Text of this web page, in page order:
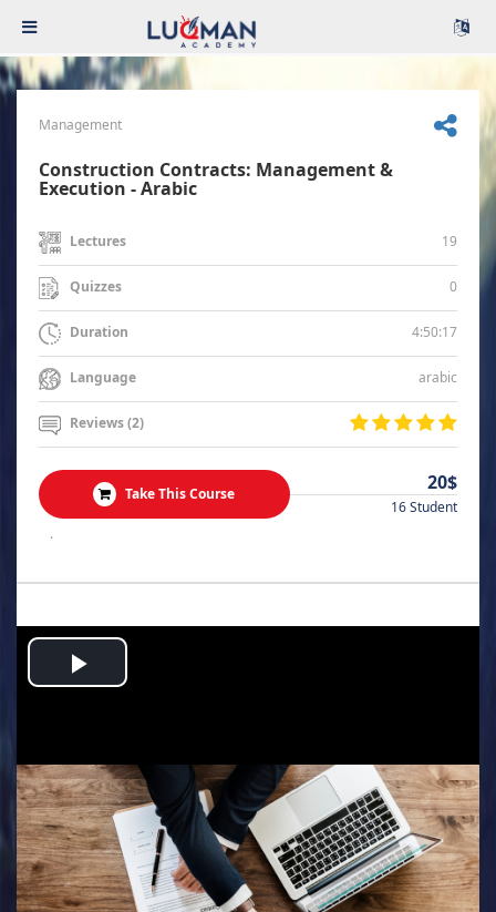
Management
Construction Contracts: Management &
Execution - Arabic
Lectures 19
Quizzes 0
Duration 4:50:17
Language arabic
Reviews (2)
Take This Course 20$
16 Student
.
Play